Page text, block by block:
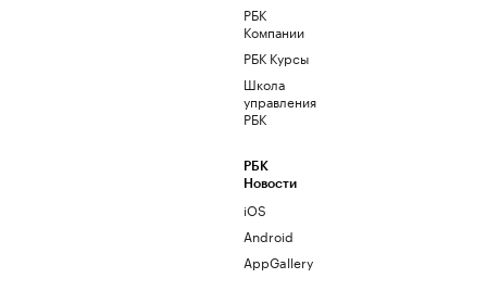
РБК
Компании
РБК Курсы
Школа
управления
РБК
РБК
Новости
iOS
Android
AppGallery